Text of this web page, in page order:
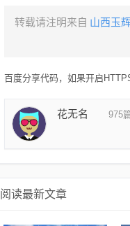
转载请注明来自 山西玉
百度分享代码，如果开启
花无名 975
阅读最新文章